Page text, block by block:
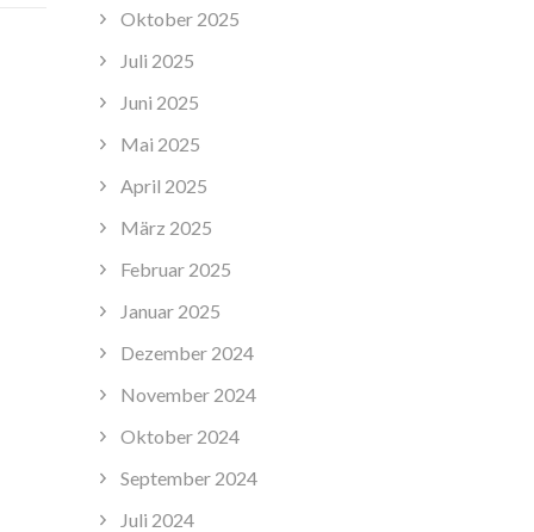
Oktober 2025
Juli 2025
Juni 2025
Mai 2025
April 2025
März 2025
Februar 2025
Januar 2025
Dezember 2024
November 2024
Oktober 2024
September 2024
Juli 2024